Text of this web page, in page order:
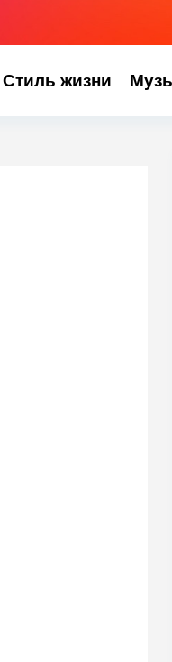
Стиль жизни